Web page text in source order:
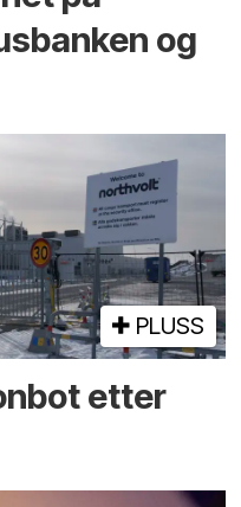
og
PLUSS
etter